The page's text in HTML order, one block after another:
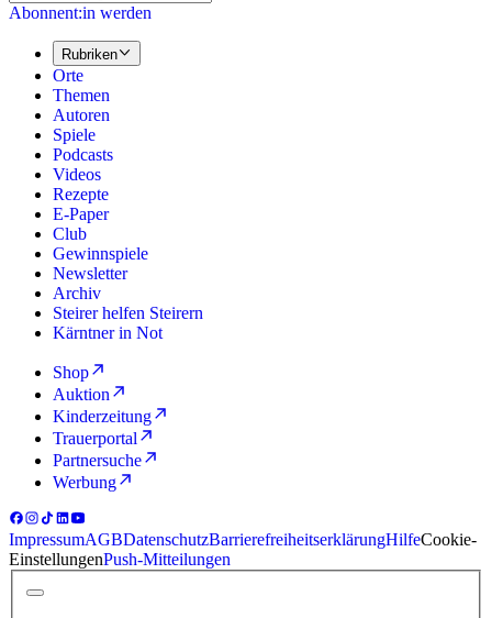
Abonnent:in werden
Rubriken
Orte
Themen
Autoren
Spiele
Podcasts
Videos
Rezepte
E-Paper
Club
Gewinnspiele
Newsletter
Archiv
Steirer helfen Steirern
Kärntner in Not
Shop
Auktion
Kinderzeitung
Trauerportal
Partnersuche
Werbung
ImpressumAGBDatenschutzBarrierefreiheitserklärungHilfeCookie-
EinstellungenPush-Mitteilungen